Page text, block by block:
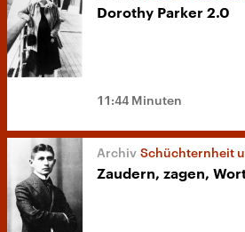
Dorothy Parker 2.0
11:44 Minuten
Schüchternheit
Zaudern, zagen,